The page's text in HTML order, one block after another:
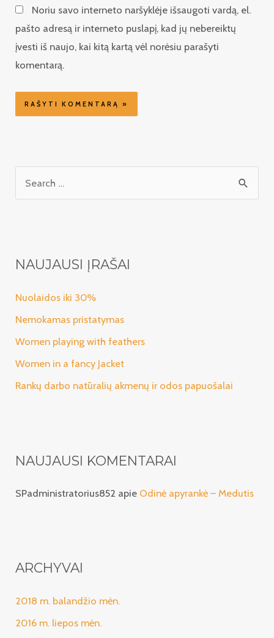
i
NAUJAUSI ĮRAŠAI
Nuolaidos iki 30%
Nemokamas pristatymas
Women playing with feathers
Women in a fancy Jacket
Rankų darbo natūralių akmenų ir odos papuošalai
NAUJAUSI KOMENTARAI
SPadministratorius852 apie Odinė apyrankė – Medutis
ARCHYVAI
2018 m. balandžio mėn.
2016 m. liepos mėn.
Noriu savo interneto naršyklėje išsaugoti vardą, el.
pašto adresą ir interneto puslapį, kad jų nebereiktų
įvesti iš naujo, kai kitą kartą vėl norėsiu parašyti
komentarą.